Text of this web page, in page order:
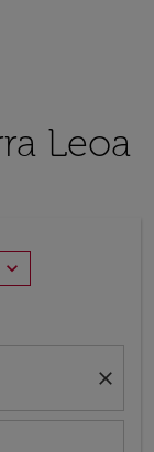
Leoa
expand_more
close